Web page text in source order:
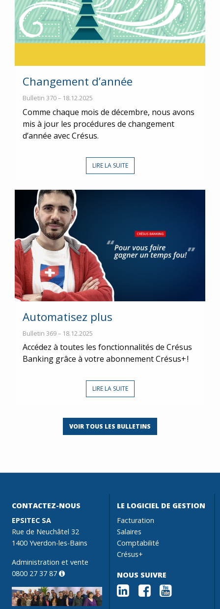
Changement d’année
Bulletin 370 – 18.12.2025
Comme chaque mois de décembre, nous avons
mis à jour les procédures de changement
d’année avec Crésus.
LIRE LA SUITE
Automatisez plus
Bulletin 369 – 18.12.2025
Accédez à toutes les fonctionnalités de Crésus
Banking grâce à votre abonnement Crésus+ !
LIRE LA SUITE
VOIR TOUS LES BULLETINS
CONTACTEZ-NOUS
EPSITEC SA
Rue de Neuchâtel 32
1400 Yverdon-les-Bains
Administration et vente
0800 27 37 87
LE LOGICIEL DE GESTION
Facturation
Salaires
Comptabilité
Crésus+
NOUS SUIVRE